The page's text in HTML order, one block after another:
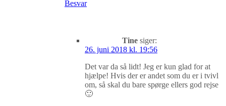
Besvar
Tine siger:
26. juni 2018 kl. 19:56
Det var da så lidt! Jeg er kun glad for at
hjælpe! Hvis der er andet som du er i tvivl
om, så skal du bare spørge ellers god rejse
🙂